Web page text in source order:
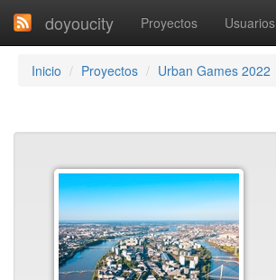
doyoucity Proyectos Usuarios
Inicio Proyectos Urban Games 2022